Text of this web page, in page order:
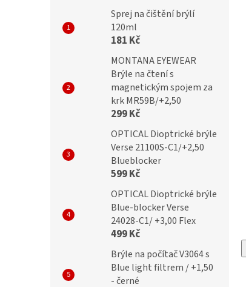
Sprej na čištění brýlí
120ml
181 Kč
MONTANA EYEWEAR
Brýle na čtení s
magnetickým spojem za
krk MR59B/+2,50
299 Kč
OPTICAL Dioptrické brýle
Verse 21100S-C1/+2,50
Blueblocker
599 Kč
OPTICAL Dioptrické brýle
Blue-blocker Verse
24028-C1/ +3,00 Flex
499 Kč
Brýle na počítač V3064 s
Blue light filtrem / +1,50
- černé